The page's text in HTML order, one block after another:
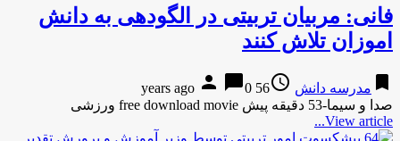
فانی: مربیان تربیتی در الگودهی به دانش
اموزان تلاش کنند
bookmark مدرسه دانش access_time
56 years ago
person chat_bubble0
صدا و سیما-53 دقیقه پیش free download movie ورزشی
View article...